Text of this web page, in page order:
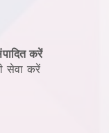
करें
सेवा करें